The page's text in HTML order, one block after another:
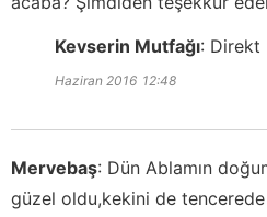
Kevserin Mutfağı: Direkt
Haziran 2016 12:48
Mervebaş: Dün Ablamın
güzel oldu,kekini de